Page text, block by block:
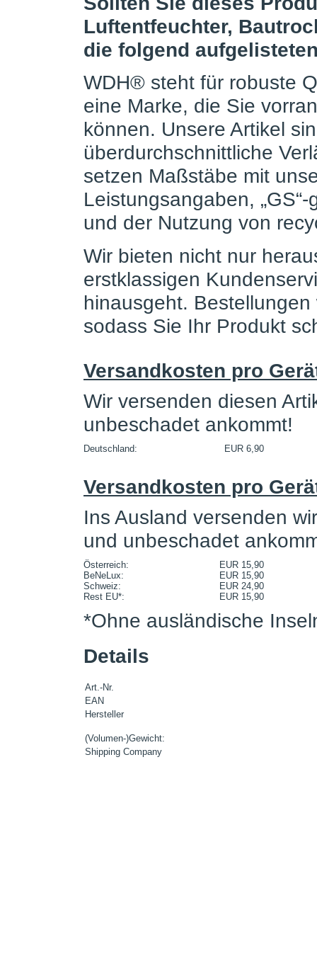
Luftentfeuchter,
die folgend
WDH® steht für robuste
eine Marke, die Sie
können. Unsere Artikel
überdurchschnittliche
setzen Maßstäbe mit
Leistungsangaben,
und der Nutzung von
Wir bieten nicht nur
erstklassigen
hinausgeht.
sodass Sie Ihr Produkt
Versandkosten pro
Wir versenden diesen
unbeschadet ankommt!
Deutschland: EUR 6,90
Versandkosten pro
Ins Ausland versenden
und unbeschadet
Österreich:
EUR 15,90
BeNeLux:
EUR 15,90
Schweiz:
EUR 24,90
Rest EU*:
EUR 15,90
*Ohne ausländische
Details
Art.-Nr.
EAN
Hersteller
(Volumen-)Gewicht:
Shipping Company